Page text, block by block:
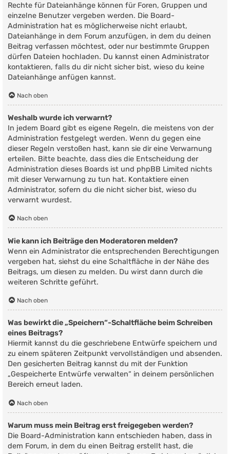
Rechte für Dateianhänge können für Foren, Gruppen und
einzelne Benutzer vergeben werden. Die Board-
Administration hat es möglicherweise nicht erlaubt,
Dateianhänge in dem Forum anzufügen, in dem du deinen
Beitrag verfassen möchtest, oder nur bestimmte Gruppen
dürfen Dateien hochladen. Du kannst einen Administrator
kontaktieren, falls du dir nicht sicher bist, wieso du keine
Dateianhänge anfügen kannst.
Nach oben
Weshalb wurde ich verwarnt?
In jedem Board gibt es eigene Regeln, die meistens von der
Administration festgelegt werden. Wenn du gegen eine
dieser Regeln verstoßen hast, kann sie dir eine Verwarnung
erteilen. Bitte beachte, dass dies die Entscheidung der
Administration dieses Boards ist und phpBB Limited nichts
mit dieser Verwarnung zu tun hat. Kontaktiere einen
Administrator, sofern du die nicht sicher bist, wieso du
verwarnt wurdest.
Nach oben
Wie kann ich Beiträge den Moderatoren melden?
Wenn ein Administrator die entsprechenden Berechtigungen
vergeben hat, siehst du eine Schaltfläche in der Nähe des
Beitrags, um diesen zu melden. Du wirst dann durch die
weiteren Schritte geführt.
Nach oben
Was bewirkt die „Speichern“-Schaltfläche beim Schreiben
eines Beitrags?
Hiermit kannst du die geschriebene Entwürfe speichern und
zu einem späteren Zeitpunkt vervollständigen und absenden.
Den gesicherten Beitrag kannst du mit der Funktion
„Gespeicherte Entwürfe verwalten“ in deinem persönlichen
Bereich erneut laden.
Nach oben
Warum muss mein Beitrag erst freigegeben werden?
Die Board-Administration kann entschieden haben, dass in
dem Forum, in dem du einen Beitrag erstellt hast, die